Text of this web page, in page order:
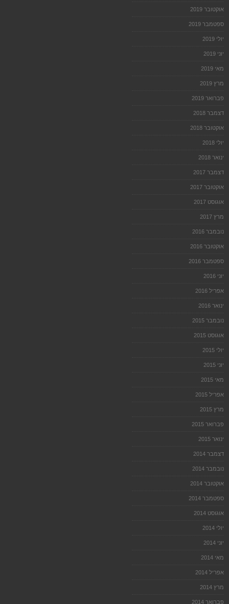
אוקטובר 2019
ספטמבר 2019
יולי 2019
יוני 2019
מאי 2019
מרץ 2019
פברואר 2019
דצמבר 2018
אוקטובר 2018
יולי 2018
ינואר 2018
דצמבר 2017
אוקטובר 2017
אוגוסט 2017
מרץ 2017
נובמבר 2016
אוקטובר 2016
ספטמבר 2016
יוני 2016
אפריל 2016
ינואר 2016
נובמבר 2015
אוגוסט 2015
יולי 2015
יוני 2015
מאי 2015
אפריל 2015
מרץ 2015
פברואר 2015
ינואר 2015
דצמבר 2014
נובמבר 2014
אוקטובר 2014
ספטמבר 2014
אוגוסט 2014
יולי 2014
יוני 2014
מאי 2014
אפריל 2014
מרץ 2014
פברואר 2014